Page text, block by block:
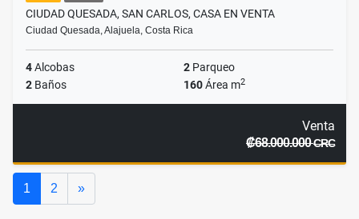
CIUDAD QUESADA, SAN CARLOS, CASA EN VENTA
Ciudad Quesada, Alajuela, Costa Rica
4Alcobas 2 Parqueo
2 Baños 160Área m2
Venta
₡68.000.000CRC
1 2 »Siguiente